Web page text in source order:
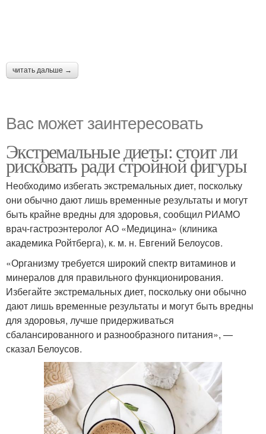
читать дальше →
Вас может заинтересовать
Экстремальные диеты: стоит ли
рисковать ради стройной фигуры
Необходимо избегать экстремальных диет, поскольку
они обычно дают лишь временные результаты и могут
быть крайне вредны для здоровья, сообщил РИАМО
врач-гастроэнтеролог АО «Медицина» (клиника
академика Ройтберга), к. м. н. Евгений Белоусов.
«Организму требуется широкий спектр витаминов и
минералов для правильного функционирования.
Избегайте экстремальных диет, поскольку они обычно
дают лишь временные результаты и могут быть вредны
для здоровья, лучше придерживаться
сбалансированного и разнообразного питания», —
сказал Белоусов.